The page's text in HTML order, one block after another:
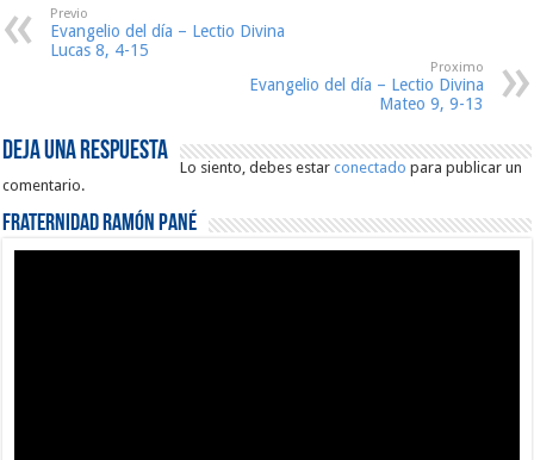
Previo
Evangelio del día – Lectio Divina
Lucas 8, 4-15
Proximo
Evangelio del día – Lectio Divina
Mateo 9, 9-13
Deja una respuesta
Lo siento, debes estarconectado para publicar un
comentario.
Fraternidad Ramón Pané